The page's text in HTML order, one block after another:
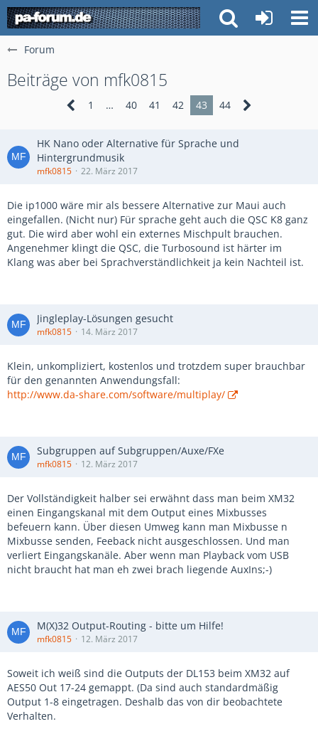
Forum
Beiträge von mfk0815
1 … 40 41 42 43 44
HK Nano oder Alternative für Sprache und
Hintergrundmusik
mfk0815 22. März 2017
Die ip1000 wäre mir als bessere Alternative zur Maui auch
eingefallen. (Nicht nur) Für sprache geht auch die QSC K8 ganz
gut. Die wird aber wohl ein externes Mischpult brauchen.
Angenehmer klingt die QSC, die Turbosound ist härter im
Klang was aber bei Sprachverständlichkeit ja kein Nachteil ist.
Jingleplay-Lösungen gesucht
mfk0815 14. März 2017
Klein, unkompliziert, kostenlos und trotzdem super brauchbar
für den genannten Anwendungsfall:
http://www.da-share.com/software/multiplay/
Subgruppen auf Subgruppen/Auxe/FXe
mfk0815 12. März 2017
Der Vollständigkeit halber sei erwähnt dass man beim XM32
einen Eingangskanal mit dem Output eines Mixbusses
befeuern kann. Über diesen Umweg kann man Mixbusse n
Mixbusse senden, Feeback nicht ausgeschlossen. Und man
verliert Eingangskanäle. Aber wenn man Playback vom USB
nicht braucht hat man eh zwei brach liegende AuxIns;-)
M(X)32 Output-Routing - bitte um Hilfe!
mfk0815 12. März 2017
Soweit ich weiß sind die Outputs der DL153 beim XM32 auf
AES50 Out 17-24 gemappt. (Da sind auch standardmäßig
Output 1-8 eingetragen. Deshalb das von dir beobachtete
Verhalten.